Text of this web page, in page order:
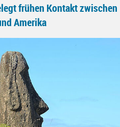
frühen Kontakt zwischen
Amerika